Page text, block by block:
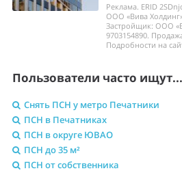
Реклама. ERID
ООО «Вива
Застройщик: ООО
9703154890.
Подробности на
Пользователи часто ищут...
Снять ПСН у метро Печатники
ПСН в Печатниках
ПСН в округе ЮВАО
ПСН до 35 м²
ПСН от собственника